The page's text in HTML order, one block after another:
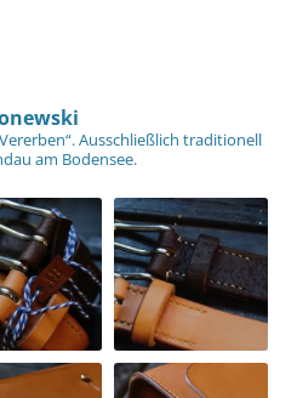
Ausschließlich traditionell
am Bodensee.